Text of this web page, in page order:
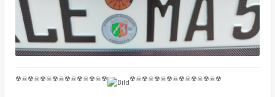
☢☠☢☠☢☠☢☠☢☠☢☠☢☠☢ ☢☠☢☠☢☠☢☠☢☠☢☠☢☠☢